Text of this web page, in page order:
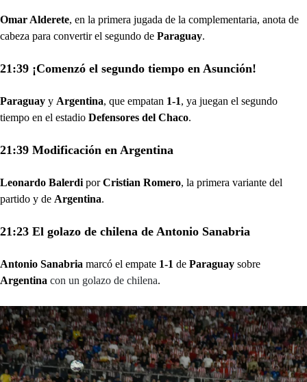
Omar Alderete, en la primera jugada de la complementaria, anota de
cabeza para convertir el segundo de Paraguay.
21:39 ¡Comenzó el segundo tiempo en Asunción!
Paraguay y Argentina, que empatan 1-1, ya juegan el segundo
tiempo en el estadio Defensores del Chaco.
21:39 Modificación en Argentina
Leonardo Balerdi porCristian Romero, la primera variante del
partido y de Argentina.
21:23 El golazo de chilena de Antonio Sanabria
Antonio Sanabria marcó el empate 1-1 de Paraguay sobre
Argentina con un golazo de chilena.